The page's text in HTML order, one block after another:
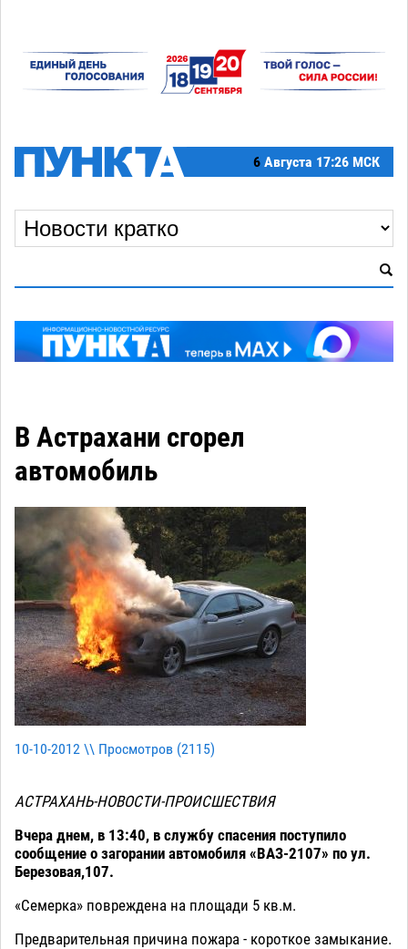
6 Августа 17:26 МСК
В Астрахани сгорел
автомобиль
10-10-2012 \\ Просмотров (2115)
АСТРАХАНЬ-НОВОСТИ-ПРОИСШЕСТВИЯ
Вчера днем, в 13:40, в службу спасения поступило
сообщение о загорании автомобиля «ВАЗ-2107» по ул.
Березовая,107.
«Семерка» повреждена на площади 5 кв.м.
Предварительная причина пожара - короткое замыкание.